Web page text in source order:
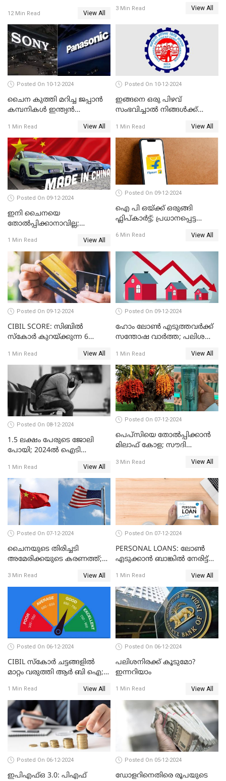
എങ്ങനെയാണെന്ന് നോക്കാം
12 Min Read View All
3 Min Read View All
Posted On 10-12-2024
ചൈന കുത്തി മറിച്ച ജപ്പാൻ
കമ്പനികൾ ഇന്ത്യൻ
വീണ്ടും മുന്നിൽ
1 Min Read View All
Posted On 10-12-2024
ഇങ്ങനെ ഒരു പിഴവ്
സംഭവിച്ചാൽ നിങ്ങൾക്ക്
1 Min Read View All
Posted On 09-12-2024
ഇനി ചൈനയെ
തോൽപ്പിക്കാനാവില്ല;
അമേരിക്കയേയും ഞെട്ടിച്ച്
ചൈനീസ് കാറുകൾ
1 Min Read View All
Posted On 09-12-2024
ഐ പി ഒയ്ക്ക് ഒരുങ്ങി
ഫ്ലിപ്കാർട്ട്; പ്രധാനപ്പെട്ട
6 Min Read View All
Posted On 09-12-2024
CIBIL SCORE: സിബിൽ
സ്കോർ കുറയ്ക്കുന്ന 6
1 Min Read View All
Posted On 09-12-2024
ഹോം ലോൺ എടുത്തവർക്ക്
സന്തോഷ വാർത്ത; പലിശ
1 Min Read View All
Posted On 08-12-2024
1.5 ലക്ഷം പേരുടെ ജോലി
പോയി; 2024ൽ ഐടി
1 Min Read View All
Posted On 07-12-2024
പെപ്സിയെ തോൽപ്പിക്കാൻ
മിലാഫ് കോള; സൗദി
കോളയേക്കുറിച്ച് അറിയാം
3 Min Read View All
Posted On 07-12-2024
ചൈനയുടെ തിരിച്ചടി
അമേരിക്കയുടെ കരണത്ത്;
3 Min Read View All
Posted On 07-12-2024
PERSONAL LOANS: ലോൺ
എടുക്കാൻ ബാങ്കിൽ നേരിട്ട്
ചെയ്തുകൂടേ?
1 Min Read View All
Posted On 06-12-2024
CIBIL സ്കോർ ചട്ടങ്ങളിൽ
മാറ്റം വരുത്തി ആർ ബി ഐ;
ലോൺ എടുത്തവരും
അറിഞ്ഞിരിക്കേണ്ട
കാര്യങ്ങൾ
1 Min Read View All
Posted On 06-12-2024
പലിശനിരക്ക് കൂടുമോ?
ഇന്നറിയാം
1 Min Read View All
Posted On 06-12-2024
ഇപിഎഫ്ഒ 3.0: പിഎഫ്
Posted On 05-12-2024
ഡോളറിനെതിരെ രൂപയുടെ